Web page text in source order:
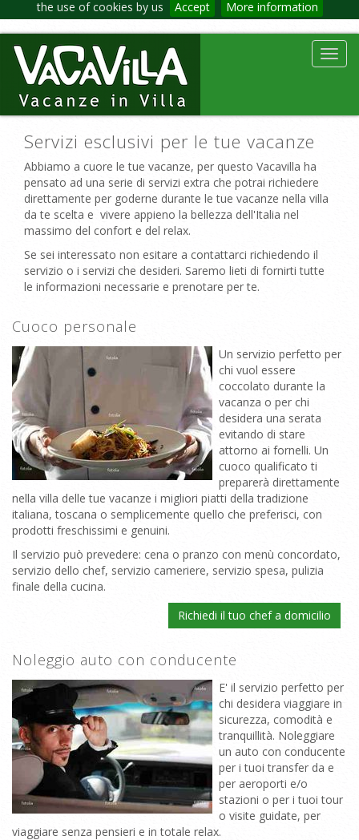
the use of cookies by us Accept More information
Servizi esclusivi per le tue vacanze
Abbiamo a cuore le tue vacanze, per questo Vacavilla ha
pensato ad una serie di servizi extra che potrai richiedere
direttamente per goderne durante le tue vacanze nella villa
da te scelta e vivere appieno la bellezza dell'Italia nel
massimo del confort e del relax.
Se sei interessato non esitare a contattarci richiedendo il
servizio o i servizi che desideri. Saremo lieti di fornirti tutte
le informazioni necessarie e prenotare per te.
Cuoco personale
Un servizio perfetto per
chi vuol essere
coccolato durante la
vacanza o per chi
desidera una serata
evitando di stare
attorno ai fornelli. Un
cuoco qualificato ti
preparerà direttamente
nella villa delle tue vacanze i migliori piatti della tradizione
italiana, toscana o semplicemente quello che preferisci, con
prodotti freschissimi e genuini.
Il servizio può prevedere: cena o pranzo con menù concordato,
servizio dello chef, servizio cameriere, servizio spesa, pulizia
finale della cucina.
Richiedi il tuo chef a domicilio
Noleggio auto con conducente
E' il servizio perfetto per
chi desidera viaggiare in
sicurezza, comodità e
tranquillità. Noleggiare
un auto con conducente
per i tuoi transfer da e
per aeroporti e/o
stazioni o per i tuoi tour
o visite guidate, per
viaggiare senza pensieri e in totale relax.